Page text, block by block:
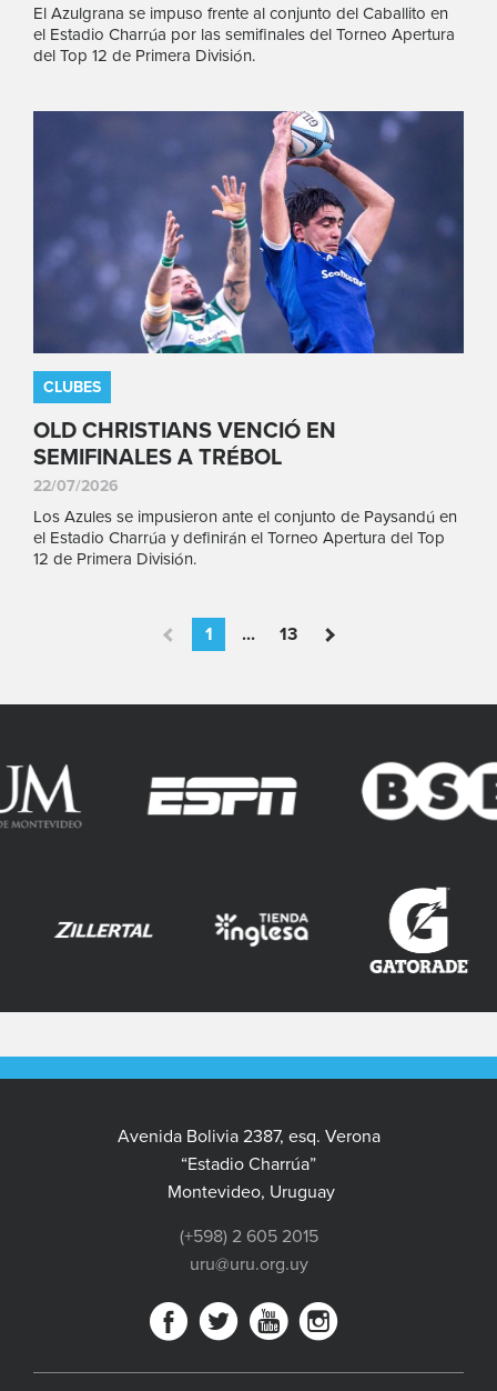
El Azulgrana se impuso frente al conjunto del Caballito en
el Estadio Charrúa por las semifinales del Torneo Apertura
del Top 12 de Primera División.
CLUBES
OLD CHRISTIANS VENCIÓ EN
SEMIFINALES A TRÉBOL
22/07/2026
Los Azules se impusieron ante el conjunto de Paysandú en
el Estadio Charrúa y definirán el Torneo Apertura del Top
12 de Primera División.
1 ... 13
Avenida Bolivia 2387, esq. Verona
“Estadio Charrúa”
Montevideo, Uruguay
(+598) 2 605 2015
uru@uru.org.uy